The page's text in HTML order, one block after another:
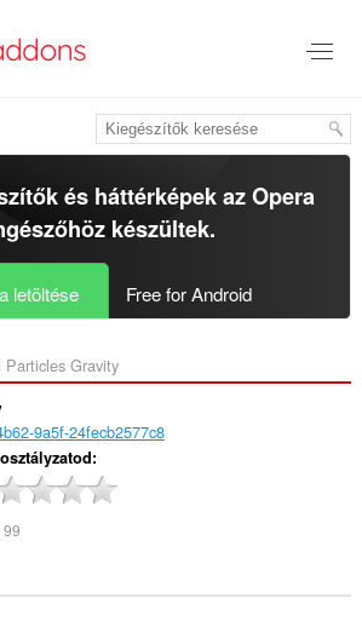
és háttérképek azOpera
készültek.
letöltése Free for Android
Particles Gravity‎
9a5f-24fecb2577c8
99